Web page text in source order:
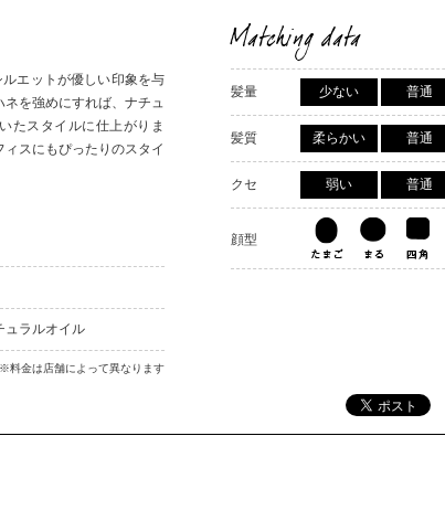
エットが優しい印象を与
ネを強めにすれば、ナチュ
たスタイルに仕上がりま
スにもぴったりのスタイ
ュラルオイル
※料金は店舗によって異なります
Matching data
髪量 少ない 普通
髪質 柔らかい 普通
クセ 弱い 普通
顔型